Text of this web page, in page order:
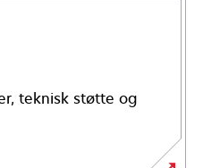
teknisk støtte og